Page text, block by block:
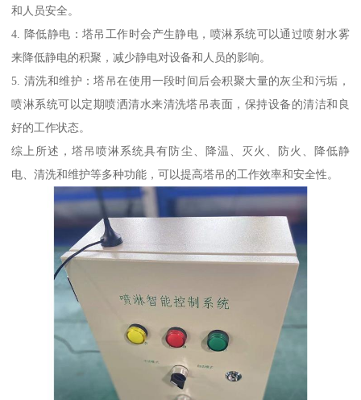
和人员安全。
4. 降低静电：塔吊工作时会产生静电，喷淋系统可以通过喷射水雾
来降低静电的积聚，减少静电对设备和人员的影响。
5. 清洗和维护：塔吊在使用一段时间后会积聚大量的灰尘和污垢，
喷淋系统可以定期喷洒清水来清洗塔吊表面，保持设备的清洁和良
好的工作状态。
综上所述，塔吊喷淋系统具有防尘、降温、灭火、防火、降低静
电、清洗和维护等多种功能，可以提高塔吊的工作效率和安全性。